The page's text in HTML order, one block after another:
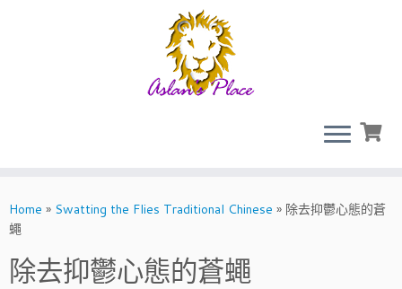
to
content
Home » Swatting the Flies Traditional Chinese » 除去抑鬱心態的蒼
蠅
除去抑鬱心態的蒼蠅